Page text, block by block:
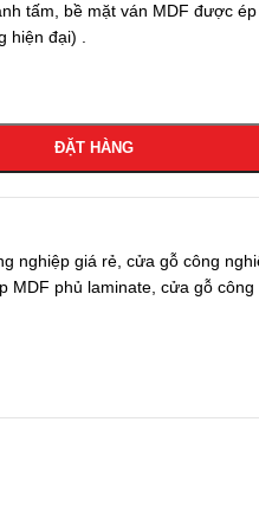
tấm, bề mặt ván MDF được
đại) .
ĐẶT HÀNG
nghiệp giá rẻ cửa gỗ công
MDF phủ laminate cửa gỗ